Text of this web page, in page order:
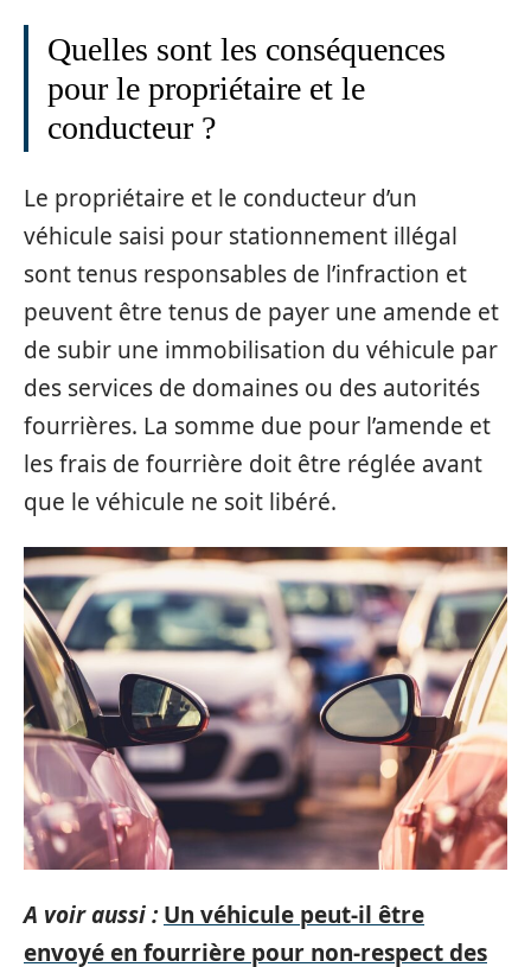
Quelles sont les conséquences
pour le propriétaire et le
conducteur ?
Le propriétaire et le conducteur d’un
véhicule saisi pour stationnement illégal
sont tenus responsables de l’infraction et
peuvent être tenus de payer une amende et
de subir une immobilisation du véhicule par
des services de domaines ou des autorités
fourrières. La somme due pour l’amende et
les frais de fourrière doit être réglée avant
que le véhicule ne soit libéré.
A voir aussi : Un véhicule peut-il être
envoyé en fourrière pour non-respect des